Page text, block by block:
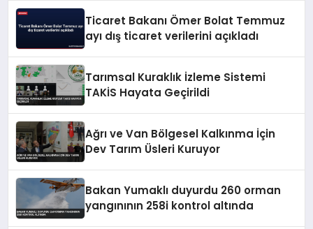
Ticaret Bakanı Ömer Bolat Temmuz
ayı dış ticaret verilerini açıkladı
Tarımsal Kuraklık İzleme Sistemi
TAKİS Hayata Geçirildi
Ağrı ve Van Bölgesel Kalkınma İçin
Dev Tarım Üsleri Kuruyor
Bakan Yumaklı duyurdu 260 orman
yangınının 258i kontrol altında